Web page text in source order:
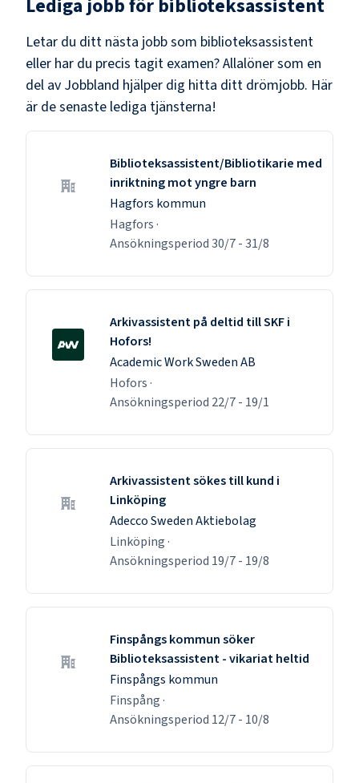
Lediga jobb för biblioteksassistent
Letar du ditt nästa jobb som biblioteksassistent
eller har du precis tagit examen? Allalöner som en
del av Jobbland hjälper dig hitta ditt drömjobb. Här
är de senaste lediga tjänsterna!
Biblioteksassistent/Bibliotikarie med
inriktning mot yngre barn
Hagfors kommun
Hagfors ·
Ansökningsperiod30/7-31/8
Arkivassistent på deltid till SKF i
Hofors!
Academic Work Sweden AB
Hofors ·
Ansökningsperiod 22/7- 19/1
Arkivassistent sökes till kund i
Linköping
Adecco Sweden Aktiebolag
Linköping ·
Ansökningsperiod 19/7- 19/8
Finspångs kommun söker
Biblioteksassistent - vikariat heltid
Finspångs kommun
Finspång ·
Ansökningsperiod 12/7- 10/8